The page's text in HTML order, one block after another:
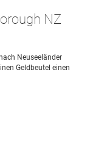
NZ
Neuseeländer
Geldbeutel einen